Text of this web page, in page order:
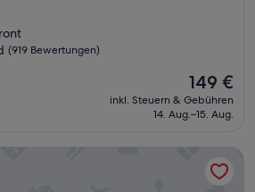
(919 Bewertungen)
Der
Preis
beträgt
149 €
inkl. Steuern & Gebühren
14. Aug.–15. Aug.